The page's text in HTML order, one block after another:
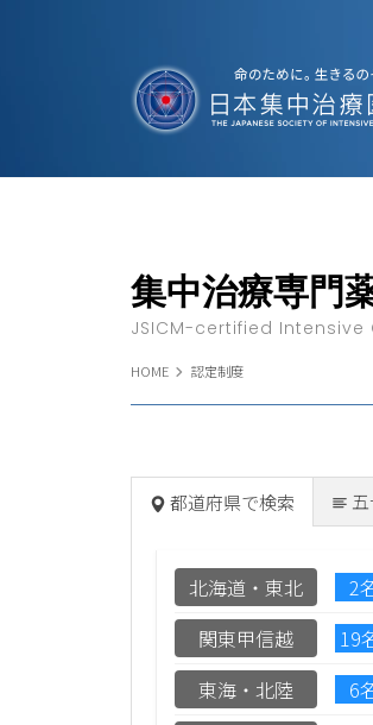
HOME 認定制度
集中治療専門
JSICM-certified Intensive
都道府県で検索
北海道・東北 2
関東甲信越
19
東海・北陸
6